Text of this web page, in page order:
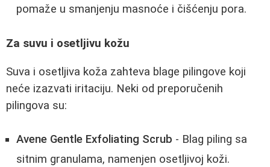
pomaže u smanjenju masnoće i čišćenju pora.
Za suvu i osetljivu kožu
Suva i osetljiva koža zahteva blage pilingove koji
neće izazvati iritaciju. Neki od preporučenih
pilingova su:
Avene Gentle Exfoliating Scrub - Blag piling sa
sitnim granulama, namenjen osetljivoj koži.